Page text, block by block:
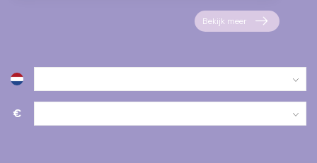
Bekijk meer
€